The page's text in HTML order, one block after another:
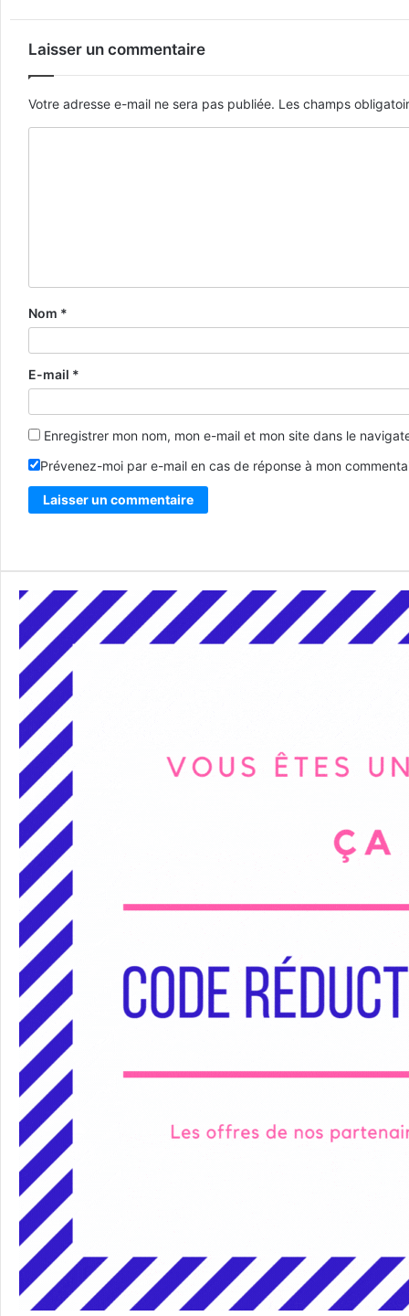
Laisser un commentaire
Votre adresse e-mail ne sera pas publiée. Les champs
Nom *
E-mail *
Enregistrer mon nom, mon e-mail et mon site dans le
Prévenez-moi par e-mail en cas de réponse à mon